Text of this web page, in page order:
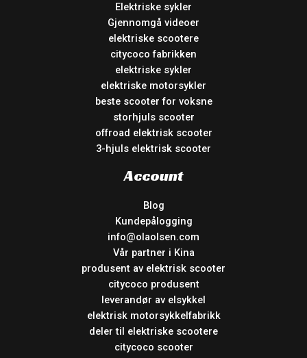
Elektriske sykler
Gjennomgå videoer
elektriske scootere
citycoco fabrikken
elektriske sykler
elektriske motorsykler
beste scooter for voksne
storhjuls scooter
offroad elektrisk scooter
3-hjuls elektrisk scooter
Account
Blog
Kundepålogging
info@olaolsen.com
Vår partner i Kina
produsent av elektrisk scooter
citycoco produsent
leverandør av elsykkel
elektrisk motorsykkelfabrikk
deler til elektriske scootere
citycoco scooter